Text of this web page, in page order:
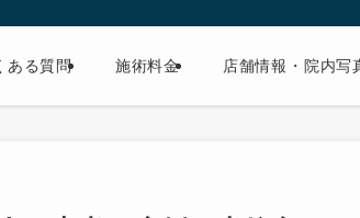
る質問 施術料金 店舗情報・院内写